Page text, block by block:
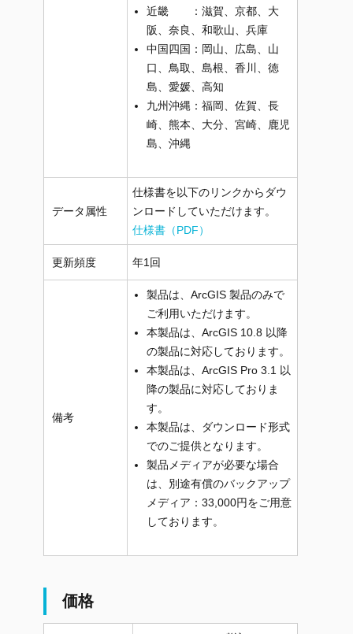
近畿 ：滋賀、京都、大
阪、奈良、和歌山、兵庫
中国四国：岡山、広島、山
口、鳥取、島根、香川、徳
島、愛媛、高知
九州沖縄：福岡、佐賀、長
崎、熊本、大分、宮崎、鹿児
島、沖縄
データ属性
仕様書を以下のリンクからダウ
ンロードしていただけます。
仕様書（PDF）
更新頻度 年1回
備考
製品は、ArcGIS 製品のみで
ご利用いただけます。
本製品は、ArcGIS 10.8 以降
の製品に対応しております。
本製品は、ArcGIS Pro 3.1 以
降の製品に対応しておりま
す。
本製品は、ダウンロード形式
でのご提供となります。
製品メディアが必要な場合
は、別途有償のバックアップ
メディア：33,000円をご用意
しております。
価格